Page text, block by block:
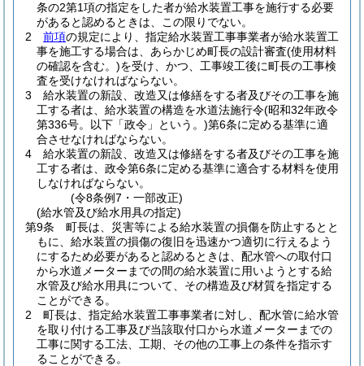
条の2第1項の指定をした者が給水装置工事を施行する必要
があると認めるときは、この限りでない。
2
前項の規定により、指定給水装置工事事業者が給水装置工
事を施工する場合は、あらかじめ町長の設計審査(使用材料
の確認を含む。)を受け、かつ、工事竣工後に町長の工事検
査を受けなければならない。
3
給水装置の新設、改造又は修繕をする者及びその工事を施
工する者は、給水装置の構造を水道法施行令(昭和32年政令
第336号。以下「政令」という。)第6条に定める基準に適
合させなければならない。
4
給水装置の新設、改造又は修繕をする者及びその工事を施
工する者は、政令第6条に定める基準に適合する材料を使用
しなければならない。
(令8条例7・一部改正)
(給水管及び給水用具の指定)
第9条
町長は、災害等による給水装置の損傷を防止するとと
もに、給水装置の損傷の復旧を迅速かつ適切に行えるよう
にするため必要があると認めるときは、配水管への取付口
から水道メーターまでの間の給水装置に用いようとする給
水管及び給水用具について、その構造及び材質を指定する
ことができる。
2
町長は、指定給水装置工事事業者に対し、配水管に給水管
を取り付ける工事及び当該取付口から水道メーターまでの
工事に関する工法、工期、その他の工事上の条件を指示す
ることができる。